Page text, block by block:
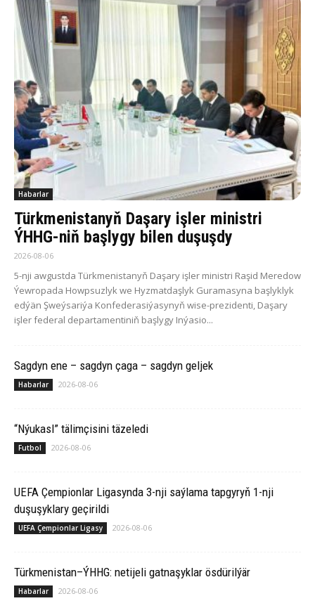
Habarlar
Türkmenistanyň Daşary işler ministri
ÝHHG-niň başlygy bilen duşuşdy
2026-08-06
5-nji awgustda Türkmenistanyň Daşary işler ministri Raşid Meredow
Ýewropada Howpsuzlyk we Hyzmatdaşlyk Guramasyna başlyklyk
edýän Şweýsariýa Konfederasiýasynyň wise-prezidenti, Daşary
işler federal departamentiniň başlygy Inýasio...
Sagdyn ene – sagdyn çaga – sagdyn geljek
Habarlar 2026-08-06
“Nýukasl” tälimçisini täzeledi
Futbol 2026-08-06
UEFA Çempionlar Ligasynda 3-nji saýlama tapgyryň 1-nji
duşuşyklary geçirildi
UEFA Çempionlar Ligasy 2026-08-06
Türkmenistan–ÝHHG: netijeli gatnaşyklar ösdürilýär
Habarlar 2026-08-06